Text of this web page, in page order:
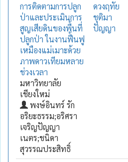
การติดตามการปลูก
ป่าและประเมินการ
สูญเสียดินของพื้นที่
ปลูกป่า ในงานฟื้นฟู
เหมืองแม่เมาะด้วย
ภาพดาวเทียมหลาย
ช่วงเวลา
มหาวิทยาลัย
เชียงใหม่
พงษ์อินทร์ รัก
อริยะธรรม;อริศรา
เจริญปัญญา
เนตร;ชนิดา
สุวรรณประสิทธิ์
ดวงฤทัย
ชุติมา
ปัญญา